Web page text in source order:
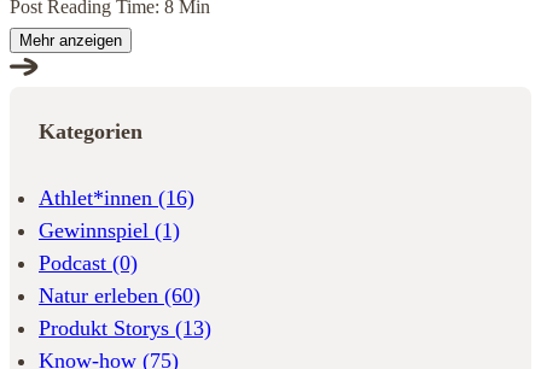
Post Reading Time: 8 Min
Mehr anzeigen
Kategorien
Athlet*innen (16)
Gewinnspiel (1)
Podcast (0)
Natur erleben (60)
Produkt Storys (13)
Know-how (75)